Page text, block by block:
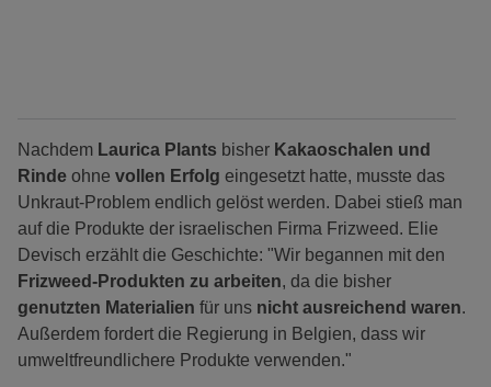
Nachdem Laurica Plants bisher Kakaoschalen und
Rinde ohne vollen Erfolg eingesetzt hatte, musste das
Unkraut-Problem endlich gelöst werden. Dabei stieß man
auf die Produkte der israelischen Firma Frizweed. Elie
Devisch erzählt die Geschichte: "Wir begannen mit den
Frizweed-Produkten zu arbeiten, da die bisher
genutzten Materialien für uns nicht ausreichend waren.
Außerdem fordert die Regierung in Belgien, dass wir
umweltfreundlichere Produkte verwenden."